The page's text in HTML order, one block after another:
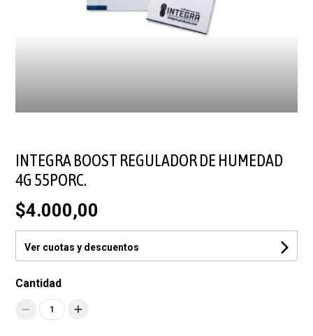
INTEGRA BOOST REGULADOR DE HUMEDAD
4G 55PORC.
$4.000,00
Ver cuotas y descuentos
Cantidad
1